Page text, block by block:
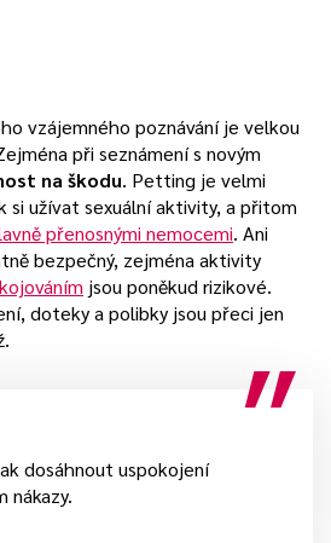
vzájemného poznávání je velkou
při seznámení s novým
na škodu. Petting je velmi
si užívat sexuální aktivity, a přitom
přenosnými nemocemi. Ani
bezpečný, zejména aktivity
jsou poněkud rizikové.
doteky a polibky jsou přeci jen
dosáhnout uspokojení
nákazy.